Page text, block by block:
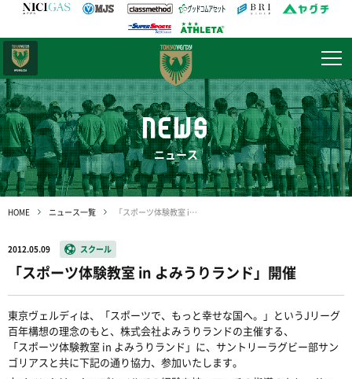
NEWS
ニュース
HOME ニュース一覧 「スポーツ体験教室 in よみうりランド」開催
2012.05.09 スクール
「スポーツ体験教室 in よみうりランド」開催
東京ヴェルディは、「スポーツで、もっと幸せな国へ。」というJリーグ
百年構想の理念のもと、株式会社よみうりランドの主催する、
「スポーツ体験教室 in よみうりランド」に、サントリーラグビー部サン
ゴリアスと共に下記の通り協力、参加いたします。